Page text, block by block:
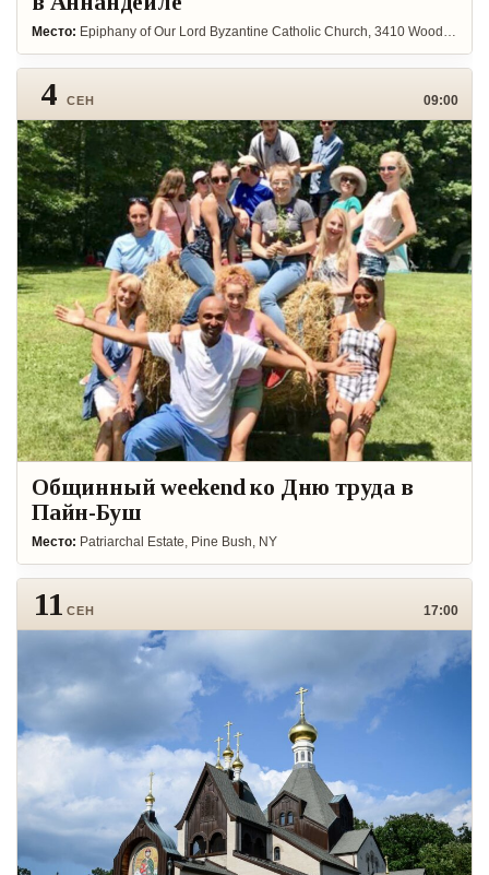
Место: Epiphany of Our Lord Byzantine Catholic Church, 3410 Woodburn Rd, Annandale, VA 22003
4 СЕН 09:00
Общинный weekend ко Дню труда в
Пайн-Буш
Место: Patriarchal Estate, Pine Bush, NY
11 СЕН 17:00